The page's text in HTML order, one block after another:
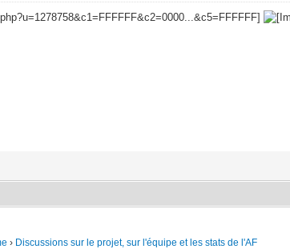
› Discussions sur le projet, sur l'équipe et les stats de l'AF